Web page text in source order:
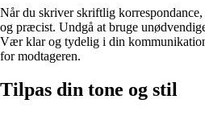
Når du skriver skriftlig
og præcist. Undgå at bruge
Vær klar og tydelig i din
for modtageren.
Tilpas din tone og stil